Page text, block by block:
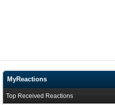
MyReactions
Top Received Reactions